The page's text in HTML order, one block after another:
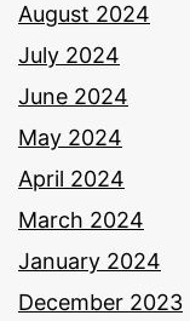
August 2024
July 2024
June 2024
May 2024
April 2024
March 2024
January 2024
December 2023